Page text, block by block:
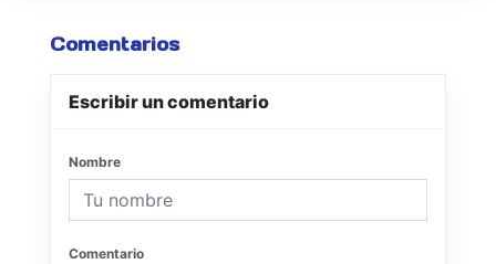
Comentarios
Escribir un comentario
Nombre
Comentario